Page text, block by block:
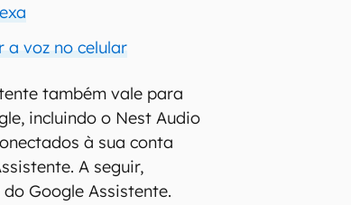
voz no celular
também vale para
incluindo o Nest Audio
à sua conta
A seguir,
Google Assistente.